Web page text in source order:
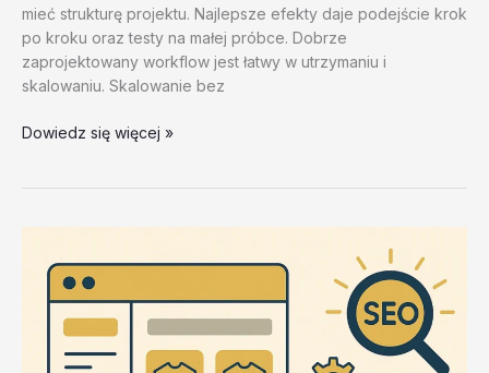
mieć strukturę projektu. Najlepsze efekty daje podejście krok
po kroku oraz testy na małej próbce. Dobrze
zaprojektowany workflow jest łatwy w utrzymaniu i
skalowaniu. Skalowanie bez
Automatyzacja
test
Dowiedz się więcej »